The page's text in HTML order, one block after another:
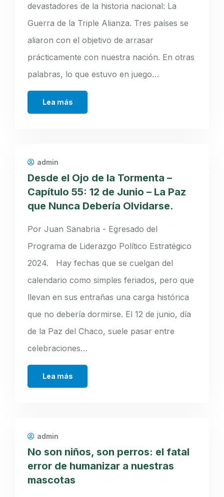
devastadores de la historia nacional: La
Guerra de la Triple Alianza. Tres países se
aliaron con el objetivo de arrasar
prácticamente con nuestra nación. En otras
palabras, lo que estuvo en juego…
Lea más
admin
Desde el Ojo de la Tormenta –
Capítulo 55: 12 de Junio – La Paz
que Nunca Debería Olvidarse.
Por Juan Sanabria - Egresado del
Programa de Liderazgo Político Estratégico
2024. Hay fechas que se cuelgan del
calendario como simples feriados, pero que
llevan en sus entrañas una carga histórica
que no debería dormirse. El 12 de junio, día
de la Paz del Chaco, suele pasar entre
celebraciones…
Lea más
admin
No son niños, son perros: el fatal
error de humanizar a nuestras
mascotas